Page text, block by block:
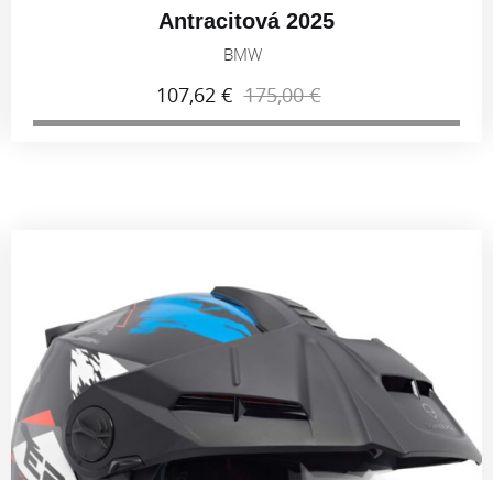
Antracitová 2025
BMW
107,62 € 175,00 €